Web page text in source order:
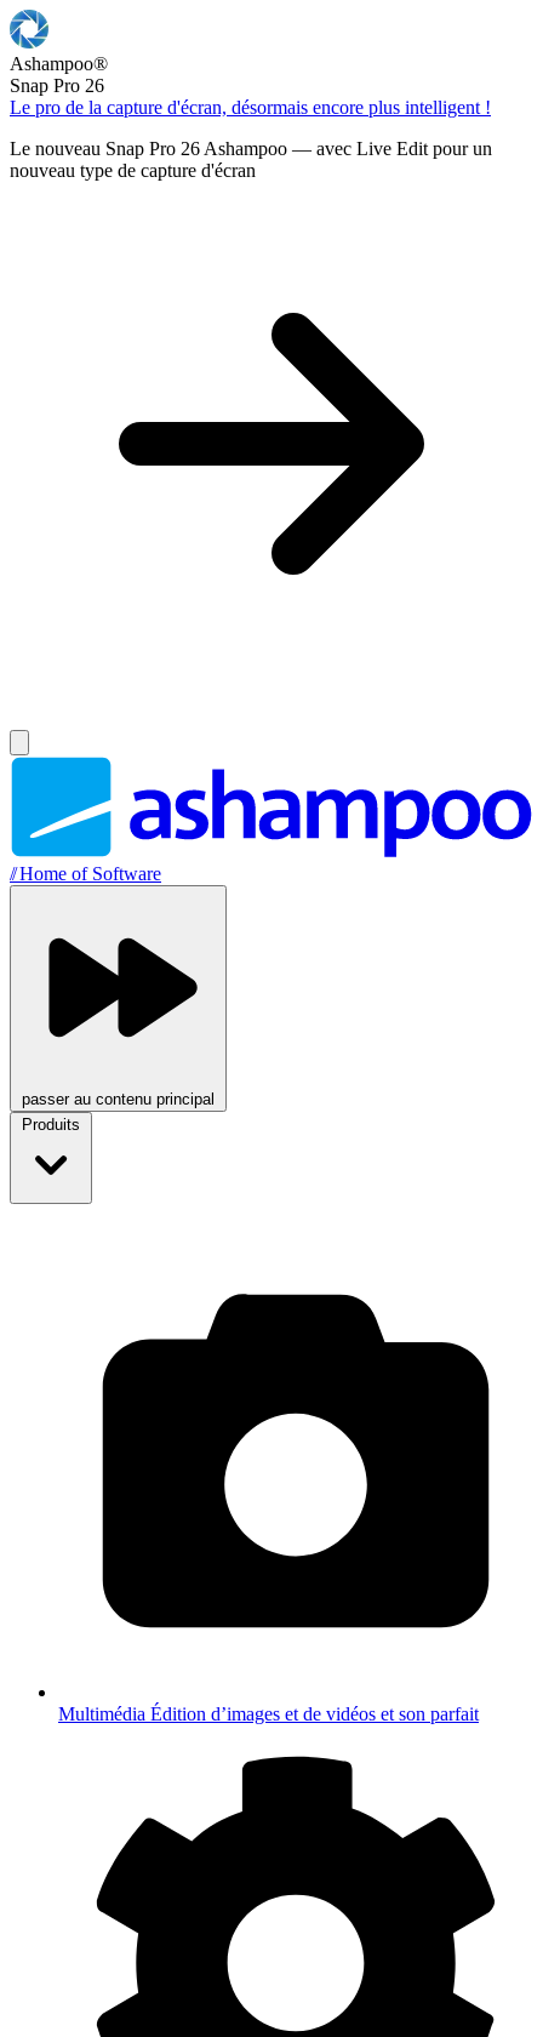
Ashampoo®
Snap Pro 26
Le pro de la capture d'écran, désormais encore plus intelligent !
Le nouveau Snap Pro 26 Ashampoo — avec Live Edit pour un
nouveau type de capture d'écran
//Home of Software
passer au contenu principal
Produits
Multimédia Édition d’images et de vidéos et son parfait